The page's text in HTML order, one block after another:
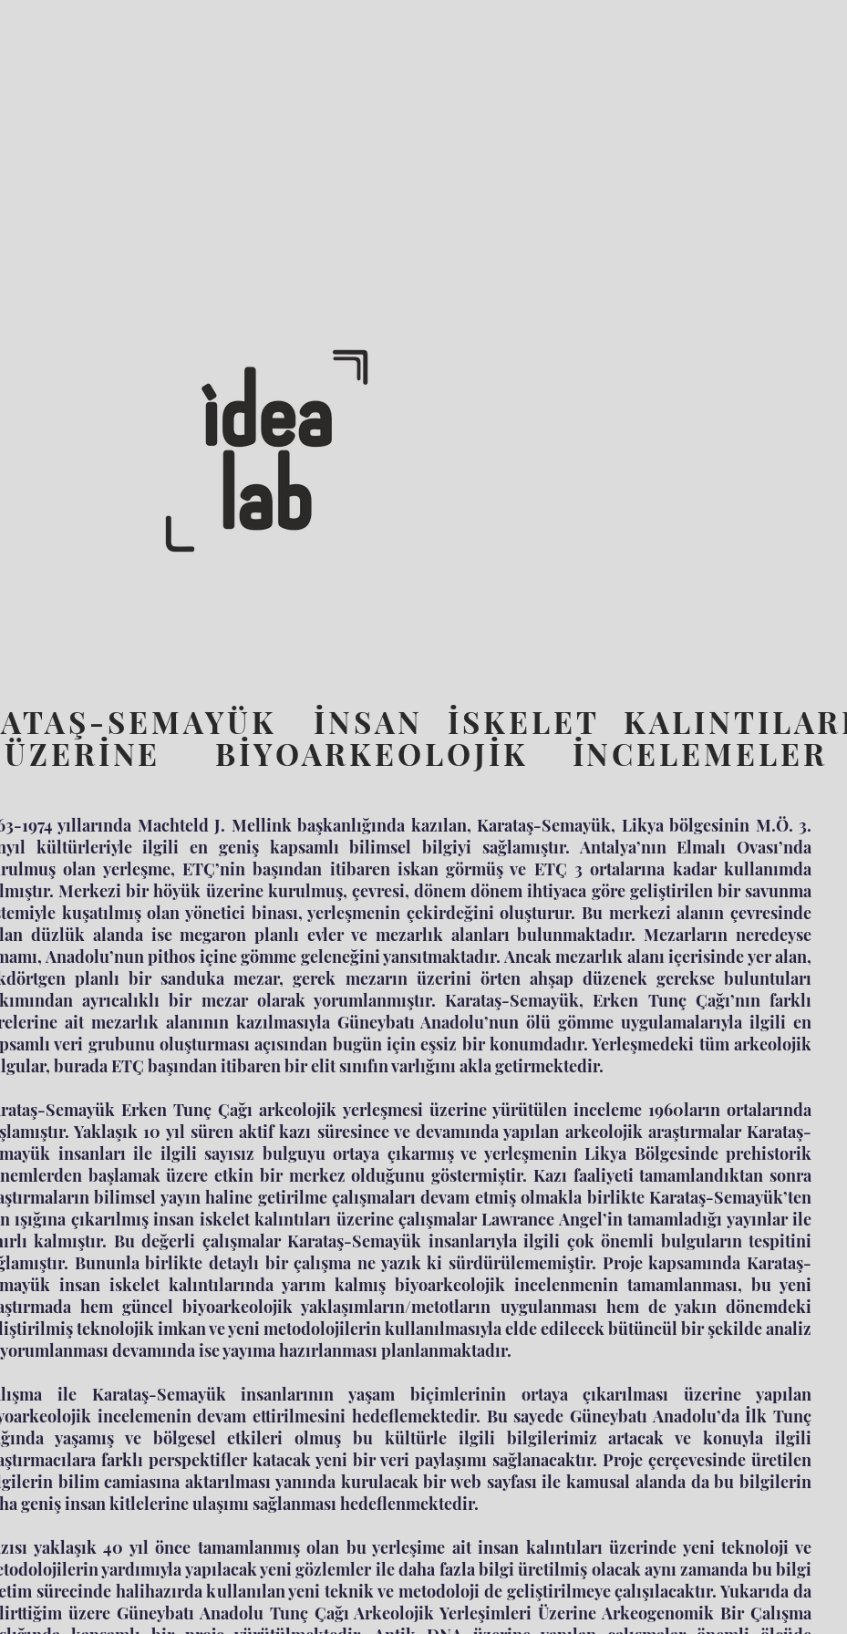
SEMAYÜK İNSAN İSKELET
BİYOARKEOLOJİK İNCELEMELER
1974 yıllarında Machteld J. Mellink başkanlığında kazılan, Karataş-Semayük, Likya bölgesinin M.Ö. 3.
kültürleriyle ilgili en geniş kapsamlı bilimsel bilgiyi sağlamıştır. Antalya’nın Elmalı Ovası’nda
olan yerleşme, ETÇ’nin başından itibaren iskan görmüş ve ETÇ 3 ortalarına kadar kullanımda
Merkezi bir höyük üzerine kurulmuş, çevresi, dönem dönem ihtiyaca göre geliştirilen bir savunma
kuşatılmış olan yönetici binası, yerleşmenin çekirdeğini oluşturur. Bu merkezi alanın çevresinde
düzlük alanda ise megaron planlı evler ve mezarlık alanları bulunmaktadır. Mezarların neredeyse
Anadolu’nun pithos içine gömme geleneğini yansıtmaktadır. Ancak mezarlık alanı içerisinde yer alan,
planlı bir sanduka mezar, gerek mezarın üzerini örten ahşap düzenek gerekse buluntuları
ayrıcalıklı bir mezar olarak yorumlanmıştır. Karataş-Semayük, Erken Tunç Çağı’nın farklı
ait mezarlık alanının kazılmasıyla Güneybatı Anadolu’nun ölü gömme uygulamalarıyla ilgili en
veri grubunu oluşturması açısından bugün için eşsiz bir konumdadır. Yerleşmedeki tüm arkeolojik
burada ETÇ başından itibaren bir elit sınıfın varlığını akla getirmektedir.
Semayük Erken Tunç Çağı arkeolojik yerleşmesi üzerine yürütülen inceleme 1960ların ortalarında
Yaklaşık 10 yıl süren aktif kazı süresince ve devamında yapılan arkeolojik araştırmalar Karataş-
insanları ile ilgili sayısız bulguyu ortaya çıkarmış ve yerleşmenin Likya Bölgesinde prehistorik
başlamak üzere etkin bir merkez olduğunu göstermiştir. Kazı faaliyeti tamamlandıktan sonra
bilimsel yayın haline getirilme çalışmaları devam etmiş olmakla birlikte Karataş-Semayük’ten
ışığına çıkarılmış insan iskelet kalıntıları üzerine çalışmalar Lawrance Angel’in tamamladığı yayınlar ile
kalmıştır. Bu değerli çalışmalar Karataş-Semayük insanlarıyla ilgili çok önemli bulguların tespitini
Bununla birlikte detaylı bir çalışma ne yazık ki sürdürülememiştir. Proje kapsamında Karataş-
insan iskelet kalıntılarında yarım kalmış biyoarkeolojik incelenmenin tamamlanması, bu yeni
hem güncel biyoarkeolojik yaklaşımların/metotların uygulanması hem de yakın dönemdeki
teknolojik imkan ve yeni metodolojilerin kullanılmasıyla elde edilecek bütüncül bir şekilde analiz
devamında ise yayıma hazırlanması planlanmaktadır.
ile Karataş-Semayük insanlarının yaşam biçimlerinin ortaya çıkarılması üzerine yapılan
incelemenin devam ettirilmesini hedeflemektedir. Bu sayede Güneybatı Anadolu’da İlk Tunç
yaşamış ve bölgesel etkileri olmuş bu kültürle ilgili bilgilerimiz artacak ve konuyla ilgili
farklı perspektifler katacak yeni bir veri paylaşımı sağlanacaktır. Proje çerçevesinde üretilen
bilim camiasına aktarılması yanında kurulacak bir web sayfası ile kamusal alanda da bu bilgilerin
geniş insan kitlelerine ulaşımı sağlanması hedeflenmektedir.
yaklaşık 40 yıl önce tamamlanmış olan bu yerleşime ait insan kalıntıları üzerinde yeni teknoloji ve
yardımıyla yapılacak yeni gözlemler ile daha fazla bilgi üretilmiş olacak aynı zamanda bu bilgi
sürecinde halihazırda kullanılan yeni teknik ve metodoloji de geliştirilmeye çalışılacaktır. Yukarıda da
üzere Güneybatı Anadolu Tunç Çağı Arkeolojik Yerleşimleri Üzerine Arkeogenomik Bir Çalışma